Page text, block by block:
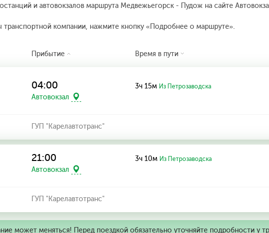
и автовокзалов маршрута Медвежьегорск - Пудож на сайте
транспортной компании, нажмите кнопку «Подробнее о маршруте».
Прибытие Время в пути
04:00
Автовокзал
3ч 15м Из Петрозаводска
ГУП "Карелавтотранс"
21:00
Автовокзал
3ч 10м Из Петрозаводска
ГУП "Карелавтотранс"
может меняться! Перед поездкой обязательно уточняйте подробности у